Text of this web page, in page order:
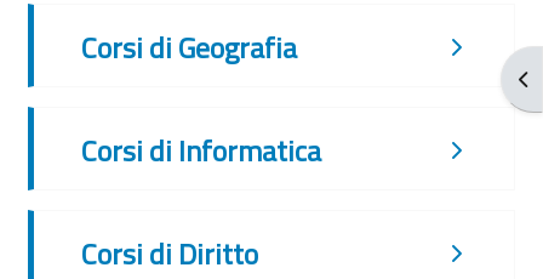
Corsi di Geografia
Corsi di Informatica
Corsi di Diritto